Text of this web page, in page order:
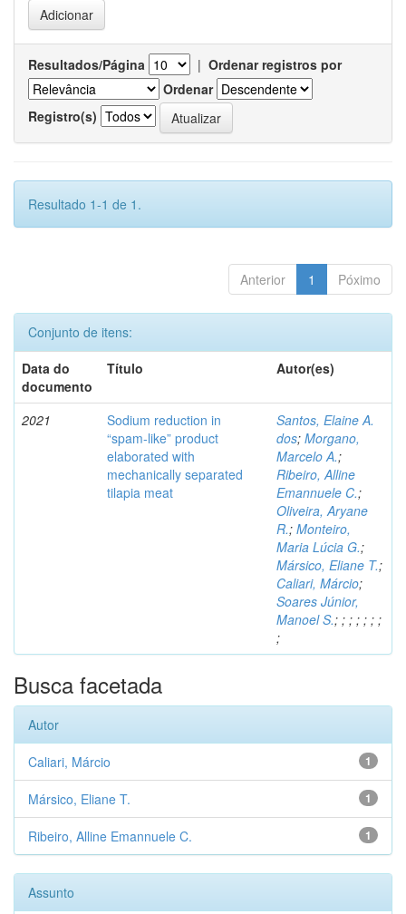
Resultados/Página | Ordenar registros por
Ordenar
Registro(s)
Resultado 1-1 de 1.
Anterior 1 Póximo
Conjunto de itens:
Data do
documento
Título Autor(es)
2021
Sodium reduction in
“spam-like” product
elaborated with
mechanically separated
tilapia meat
Santos, Elaine A.
dos; Morgano,
Marcelo A.;
Ribeiro, Alline
Emannuele C.;
Oliveira, Aryane
R.; Monteiro,
Maria Lúcia G.;
Mársico, Eliane T.;
Caliari, Márcio;
Soares Júnior,
Manoel S.; ; ; ; ; ; ;
;
Busca facetada
Autor
1
Caliari, Márcio
1
Mársico, Eliane T.
1
Ribeiro, Alline Emannuele C.
Assunto